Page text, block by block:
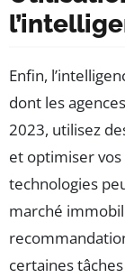
Enfin,
dont les
2023, utilisez
et optimiser
technologies
marché
certaines